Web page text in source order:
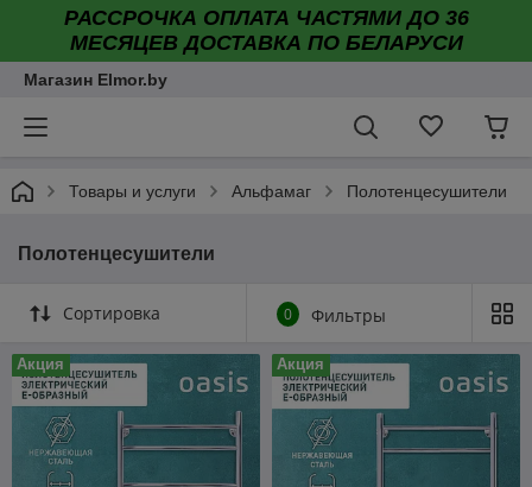
РАССРОЧКА ОПЛАТА ЧАСТЯМИ ДО 36
МЕСЯЦЕВ ДОСТАВКА ПО БЕЛАРУСИ
Магазин Elmor.by
Товары и услуги Альфамаг Полотенцесушители
Полотенцесушители
Сортировка 0 Фильтры
Акция Акция